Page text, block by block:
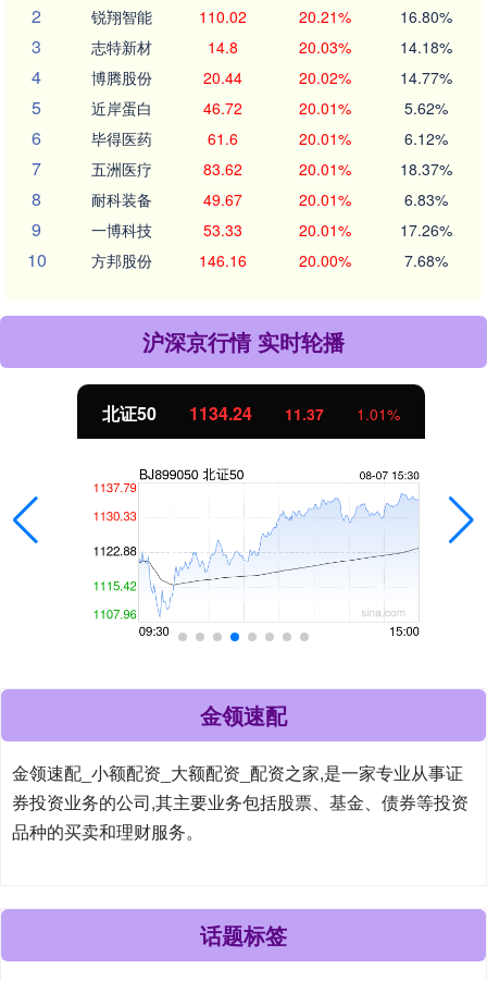
2 锐翔智能 110.02 20.21% 16.80%
3 志特新材 14.8 20.03% 14.18%
4 博腾股份 20.44 20.02% 14.77%
5 近岸蛋白 46.72 20.01% 5.62%
6 毕得医药 61.6 20.01% 6.12%
7 五洲医疗 83.62 20.01% 18.37%
8 耐科装备 49.67 20.01% 6.83%
9 一博科技 53.33 20.01% 17.26%
10 方邦股份 146.16 20.00% 7.68%
沪深京行情 实时轮播
北证50 1134.24 11.37 1.01%
金领速配
金领速配_小额配资_大额配资_配资之家,是一家专业从事证
券投资业务的公司,其主要业务包括股票、基金、债券等投资
品种的买卖和理财服务。
话题标签